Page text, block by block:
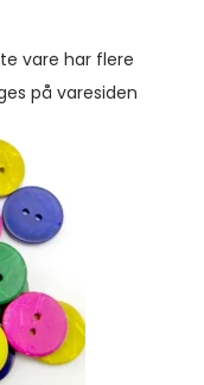
vare har flere
på varesiden